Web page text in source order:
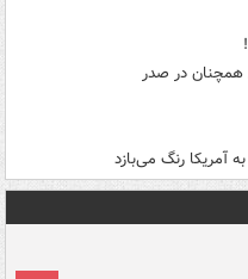
همچنان در صدر
آمریکا رنگ می‌بازد